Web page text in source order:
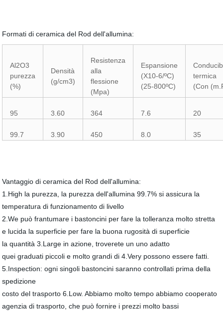
Formati di ceramica del Rod dell'allumina:
Al2O3
purezza
(%)
Densità
(g/cm3)
Resistenza
alla
flessione
(Mpa)
Espansione
(X10-6/ºC)
(25-800ºC)
termica
(Con
95 3.60 364 7.6 20
99.7 3.90 450 8.0 35
Vantaggio di ceramica del Rod dell'allumina:
1.High la purezza, la purezza dell'allumina 99.7% si assicura la
temperatura di funzionamento di livello
2.We può frantumare i bastoncini per fare la tolleranza molto stretta
e lucida la superficie per fare la buona rugosità di superficie
la quantità 3.Large in azione, troverete un uno adatto
quei graduati piccoli e molto grandi di 4.Very possono essere fatti.
5.Inspection: ogni singoli bastoncini saranno controllati prima della
spedizione
costo del trasporto 6.Low. Abbiamo molto tempo abbiamo cooperato
agenzia di trasporto, che può fornire i prezzi molto bassi